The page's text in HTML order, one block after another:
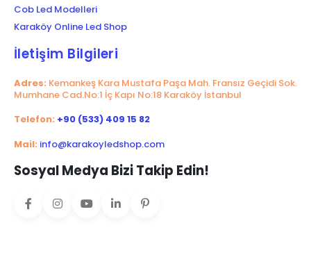
Cob Led Modelleri
Karaköy Online Led Shop
İletişim Bilgileri
Adres: Kemankeş Kara Mustafa Paşa Mah. Fransız Geçidi Sok.
Mumhane Cad.No:1 İç Kapı No:18 Karaköy İstanbul
Telefon: +90 (533) 409 15 82
Mail: info@karakoyledshop.com
Sosyal Medya Bizi Takip Edin!